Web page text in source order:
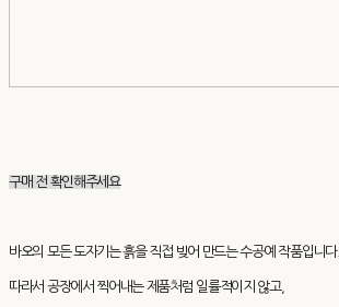
구매 전 확인해주세요
바오의 모든 도자기는 흙을 직접 빚어 만드는 수공예 작품입니다.
따라서 공장에서 찍어내는 제품처럼 일률적이지 않고,